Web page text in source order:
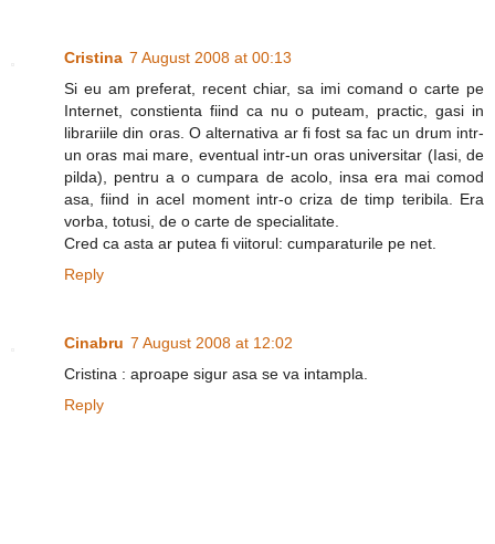
Cristina 7 August 2008 at 00:13
Si eu am preferat, recent chiar, sa imi comand o carte pe
Internet, constienta fiind ca nu o puteam, practic, gasi in
librariile din oras. O alternativa ar fi fost sa fac un drum intr-
un oras mai mare, eventual intr-un oras universitar (Iasi, de
pilda), pentru a o cumpara de acolo, insa era mai comod
asa, fiind in acel moment intr-o criza de timp teribila. Era
vorba, totusi, de o carte de specialitate.
Cred ca asta ar putea fi viitorul: cumparaturile pe net.
Reply
Cinabru 7 August 2008 at 12:02
Cristina : aproape sigur asa se va intampla.
Reply